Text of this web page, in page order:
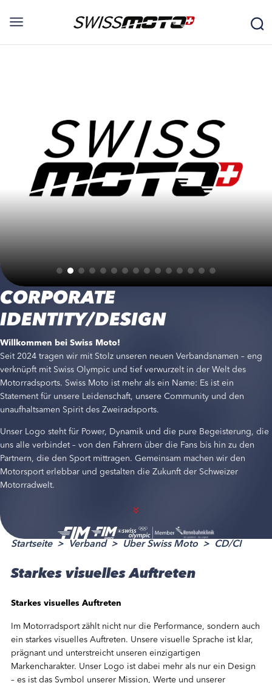
CORPORATE
IDENTITY/DESIGN
Willkommen bei Swiss Moto!
Seit 2024 tragen wir mit Stolz unseren neuen Verbandsnamen – eng
verknüpft mit Swiss Olympic und tief verwurzelt in der Welt des
Motorradsports. Swiss Moto ist mehr als ein Name: Es ist ein
Statement für unsere Leidenschaft, unsere Community und den
unaufhaltsamen Spirit des Zweiradsports.
Unser Logo steht für Power, Dynamik und die pure Begeisterung, die
uns alle verbindet – von den Fahrern über die Fans bis hin zu den
Partnern, die den Sport mittragen. Gemeinsam machen wir den
Motorsport erlebbar und gestalten die Zukunft der Schweizer
Motorradwelt.
Startseite Verband Über Swiss Moto CD/CI
Starkes visuelles Auftreten
Starkes visuelles Auftreten
Im Motorradsport zählt nicht nur die Performance, sondern auch
ein starkes visuelles Auftreten. Unsere visuelle Sprache ist klar,
prägnant und unterstreicht unseren einzigartigen
Markencharakter. Unser Logo ist dabei mehr als nur ein Design
– es ist das Symbol unserer Mission, Werte und unserer